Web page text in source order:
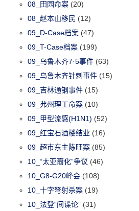
08_田园命案 (20)
08_赵本山移民 (12)
09_D-Case档案 (47)
09_T-Case档案 (199)
09_乌鲁木齐7·5事件 (63)
09_乌鲁木齐针刺事件 (15)
09_吉林通钢事件 (15)
09_弗州理工命案 (10)
09_甲型流感(H1N1) (52)
09_红宝石酒楼结业 (16)
09_超市东主陈旺案 (85)
10_“太亚裔化”争议 (46)
10_G8-G20峰会 (108)
10_十字弩射杀案 (19)
10_法登“间谍论” (31)